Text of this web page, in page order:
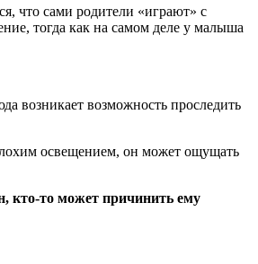
что сами родители «играют» с
тогда как на самом деле у малыша
возникает возможность проследить
освещением, он может ощущать
кто-то может причинить ему